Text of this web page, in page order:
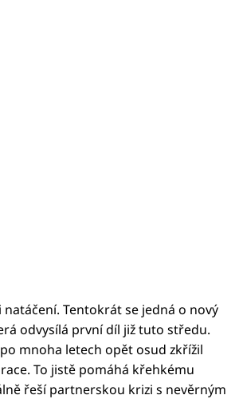
Tentokrát se jedná o nový
odvysílá první díl již tuto středu.
mnoha letech opět osud zkřížil
To jistě pomáhá křehkému
řeší partnerskou krizi s nevěrným